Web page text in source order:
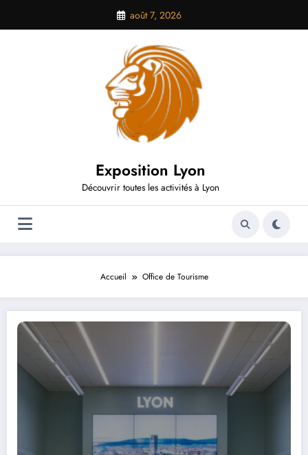
contenu
août 7, 2026
Exposition Lyon
Découvrir toutes les activités à Lyon
Accueil Office de Tourisme